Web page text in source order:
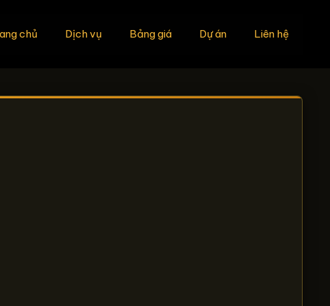
chủ Dịch vụ Bảng giá Dự án Liên hệ